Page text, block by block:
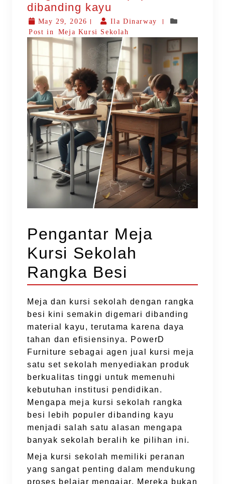
dibanding kayu
May 29, 2026
Ila Dinarway
Post in
Meja Kursi Sekolah
Pengantar Meja
Kursi Sekolah
Rangka Besi
Meja dan kursi sekolah dengan rangka
besi kini semakin digemari dibanding
material kayu, terutama karena daya
tahan dan efisiensinya. PowerD
Furniture sebagai agen jual kursi meja
satu set sekolah menyediakan produk
berkualitas tinggi untuk memenuhi
kebutuhan institusi pendidikan.
Mengapa meja kursi sekolah rangka
besi lebih populer dibanding kayu
menjadi salah satu alasan mengapa
banyak sekolah beralih ke pilihan ini.
Meja kursi sekolah memiliki peranan
yang sangat penting dalam mendukung
proses belajar mengajar. Mereka bukan